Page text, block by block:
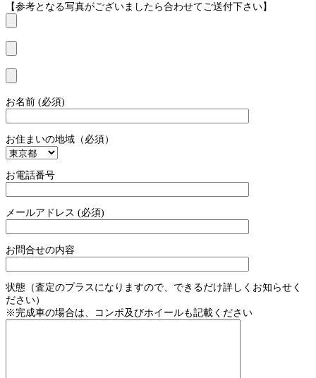
【参考となる写真がございましたら合わせてご送付下さい】
お名前 (必須)
お住まいの地域（必須）
お電話番号
メールアドレス (必須)
お問合せの内容
状態（査定のプラスになりますので、できるだけ詳しくお知らせく
ださい）
※完成車の場合は、コンポ及びホイールも記載ください